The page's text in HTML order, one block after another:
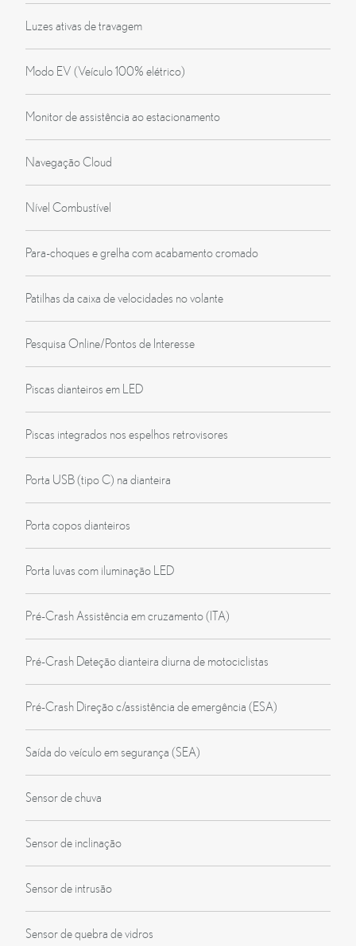
Luzes ativas de travagem
Modo EV (Veículo 100% elétrico)
Monitor de assistência ao estacionamento
Navegação Cloud
Nível Combustível
Para-choques e grelha com acabamento cromado
Patilhas da caixa de velocidades no volante
Pesquisa Online/Pontos de Interesse
Piscas dianteiros em LED
Piscas integrados nos espelhos retrovisores
Porta USB (tipo C) na dianteira
Porta copos dianteiros
Porta luvas com iluminação LED
Pré-Crash Assistência em cruzamento (ITA)
Pré-Crash Deteção dianteira diurna de motociclistas
Pré-Crash Direção c/assistência de emergência (ESA)
Saída do veículo em segurança (SEA)
Sensor de chuva
Sensor de inclinação
Sensor de intrusão
Sensor de quebra de vidros